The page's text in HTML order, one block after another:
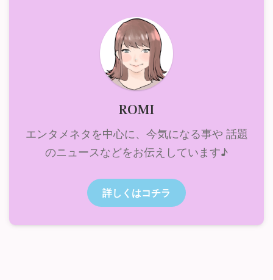
ROMI
エンタメネタを中心に、今気になる事や 話題
のニュースなどをお伝えしています♪
詳しくはコチラ